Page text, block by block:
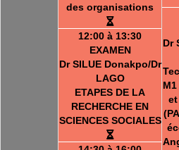
des organisations
12:00 à 13:30
EXAMEN
Dr SILUE Donakpo/Dr
LAGO
ETAPES DE LA
RECHERCHE EN
SCIENCES SOCIALES
Dr